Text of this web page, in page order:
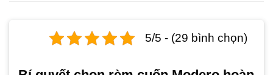
5/5 - (29 bình chọn)